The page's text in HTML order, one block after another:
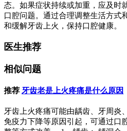
态。如果症状持续或加重，应及时
口腔问题。通过合理调整生活方式
和缓解牙齿上火，保持口腔健康。
医生推荐
相似问题
推荐 牙齿老是上火疼痛是什么原因
牙齿上火疼痛可能由龋齿、牙周炎
免疫力下降等原因引起，可通过口